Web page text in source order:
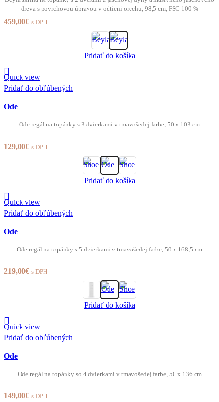
dreva s povrchovou úpravou v odtieni orechu, 98,5 cm, FSC 100 %
459,00€ s DPH
Pridať do košíka
Quick view
Pridať do obľúbených
Ode
Ode regál na topánky s 3 dvierkami v tmavošedej farbe, 50 x 103 cm
129,00€ s DPH
Pridať do košíka
Quick view
Pridať do obľúbených
Ode
Ode regál na topánky s 5 dvierkami v tmavošedej farbe, 50 x 168,5 cm
219,00€ s DPH
Pridať do košíka
Quick view
Pridať do obľúbených
Ode
Ode regál na topánky so 4 dvierkami v tmavošedej farbe, 50 x 136 cm
149,00€ s DPH